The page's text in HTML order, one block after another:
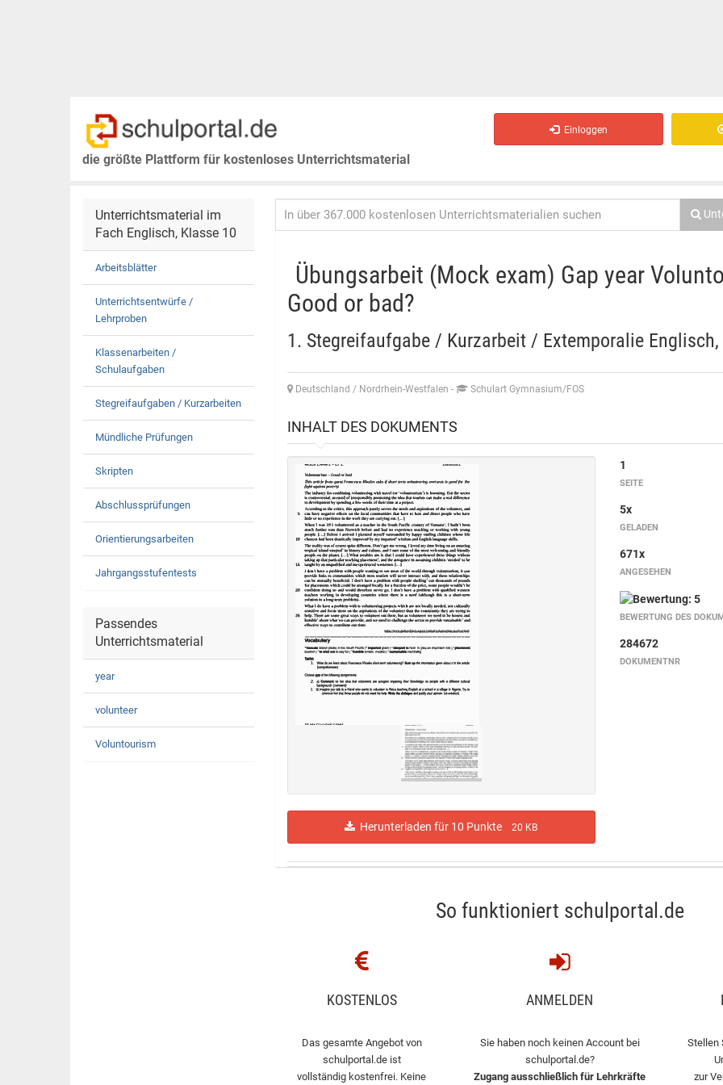
die größte Plattform für kostenloses Unterrichtsmaterial
Einloggen
Unterrichtsmaterial im
Fach Englisch, Klasse 10
Arbeitsblätter
Unterrichtsentwürfe /
Lehrproben
Klassenarbeiten /
Schulaufgaben
Stegreifaufgaben / Kurzarbeiten
Mündliche Prüfungen
Skripten
Abschlussprüfungen
Orientierungsarbeiten
Jahrgangsstufentests
Passendes
Unterrichtsmaterial
year
volunteer
Voluntourism
Übungsarbeit (Mock exam) Gap year
Good or bad?
1. Stegreifaufgabe / Kurzarbeit / Extemporalie
Deutschland / Nordrhein-Westfalen - Schulart Gymnasium/FOS
INHALT DES DOKUMENTS
Herunterladen für 10 Punkte 20 KB
1
SEITE
5x
GELADEN
671x
ANGESEHEN
BEWERTUNG DES
284672
DOKUMENTNR
So funktioniert schulportal.de
KOSTENLOS
Das gesamte Angebot von
schulportal.de ist
vollständig kostenfrei. Keine
ANMELDEN
Sie haben noch keinen Account bei
schulportal.de?
Zugang ausschließlich für Lehrkräfte
Stellen
zur